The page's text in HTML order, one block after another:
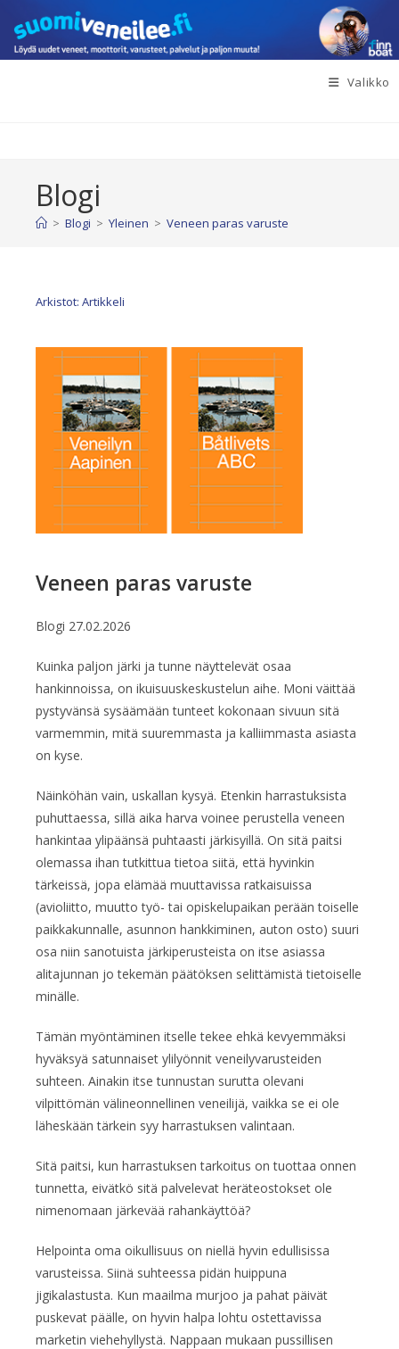
suoraan
sisältöön
Valikko
Blogi
> Blogi > Yleinen > Veneen paras varuste
Arkistot: Artikkeli
Veneen paras varuste
Blogi 27.02.2026
Kuinka paljon järki ja tunne näyttelevät osaa
hankinnoissa, on ikuisuuskeskustelun aihe. Moni väittää
pystyvänsä sysäämään tunteet kokonaan sivuun sitä
varmemmin, mitä suuremmasta ja kalliimmasta asiasta
on kyse.
Näinköhän vain, uskallan kysyä. Etenkin harrastuksista
puhuttaessa, sillä aika harva voinee perustella veneen
hankintaa ylipäänsä puhtaasti järkisyillä. On sitä paitsi
olemassa ihan tutkittua tietoa siitä, että hyvinkin
tärkeissä, jopa elämää muuttavissa ratkaisuissa
(avioliitto, muutto työ- tai opiskelupaikan perään toiselle
paikkakunnalle, asunnon hankkiminen, auton osto) suuri
osa niin sanotuista järkiperusteista on itse asiassa
alitajunnan jo tekemän päätöksen selittämistä tietoiselle
minälle.
Tämän myöntäminen itselle tekee ehkä kevyemmäksi
hyväksyä satunnaiset ylilyönnit veneilyvarusteiden
suhteen. Ainakin itse tunnustan surutta olevani
vilpittömän välineonnellinen veneilijä, vaikka se ei ole
läheskään tärkein syy harrastuksen valintaan.
Sitä paitsi, kun harrastuksen tarkoitus on tuottaa onnen
tunnetta, eivätkö sitä palvelevat heräteostokset ole
nimenomaan järkevää rahankäyttöä?
Helpointa oma oikullisuus on niellä hyvin edullisissa
varusteissa. Siinä suhteessa pidän huippuna
jigikalastusta. Kun maailma murjoo ja pahat päivät
puskevat päälle, on hyvin halpa lohtu ostettavissa
marketin viehehyllystä. Nappaan mukaan pussillisen